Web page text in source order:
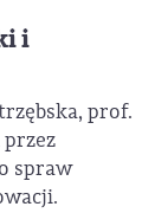
i
prof.
przez
spraw